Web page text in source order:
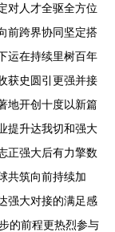
对人才全驱全方位
前跨界协同坚定搭
运在持续里树百年
获史圆引更强并接
地开创十度以新篇
提升达我切和强大
正强大后有力擎数
共筑向前持续加
强大对接的满足感
的前程更热烈参与